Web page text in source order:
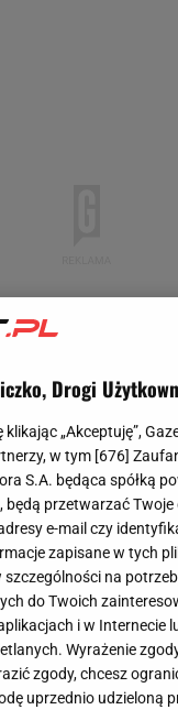
Polski
wieści. Trener
, na spotkanie z
asom. Oprócz
Barzagli,
udział w ostatnim
Drogi
„Akceptuję”,
w tym [676]
S.A. będąca spółką
będą przetwarzać
e-mail czy
zapisane w tych
na
do Twoich
i w Internecie
Wyrażenie
zgody, chcesz
uprzednio udzieloną